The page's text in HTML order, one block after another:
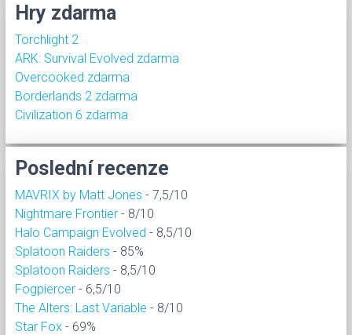
Hry zdarma
Torchlight 2
ARK: Survival Evolved zdarma
Overcooked zdarma
Borderlands 2 zdarma
Civilization 6 zdarma
Poslední recenze
MAVRIX by Matt Jones - 7,5/10
Nightmare Frontier - 8/10
Halo Campaign Evolved - 8,5/10
Splatoon Raiders - 85%
Splatoon Raiders - 8,5/10
Fogpiercer - 6,5/10
The Alters: Last Variable - 8/10
Star Fox - 69%